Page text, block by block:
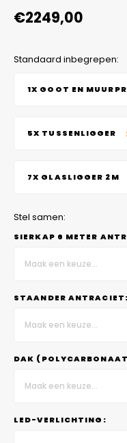
€2249,00
Standaard inbegrepen:
1X GOOT EN
5X TUSSENLIGGER
7X GLASLIGGER 2M
Stel samen:
SIERKAP 6 METER
Maak een keuze...
STAANDER ANTRACIET:
Maak een keuze...
DAK
Maak een keuze...
LED-VERLICHTING: